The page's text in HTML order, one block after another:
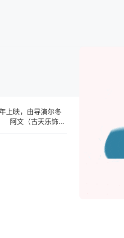
上映，由导演尔冬
阿文（古天乐饰）
个女小巴司机，
的方法。迫于生
乐，但其实大辉